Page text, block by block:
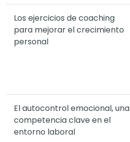
Los ejercicios de coaching
para mejorar el crecimiento
personal
El autocontrol emocional, una
competencia clave en el
entorno laboral